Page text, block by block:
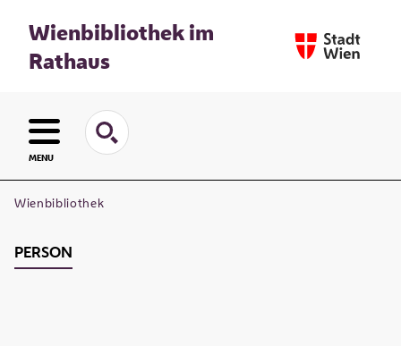
Wienbibliothek im
Rathaus
MENU
Wienbibliothek
PERSON